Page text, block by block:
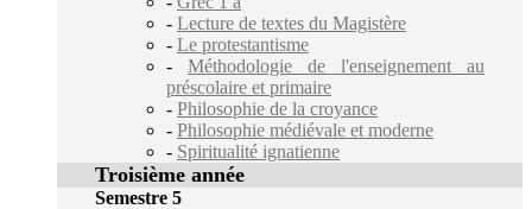
- Lecture de textes du Magistère
- Le protestantisme
- Méthodologie de l'enseignement au
préscolaire et primaire
- Philosophie de la croyance
- Philosophie médiévale et moderne
- Spiritualité ignatienne
Troisième année
Semestre 5